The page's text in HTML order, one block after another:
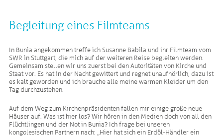
Begleitung eines Filmteams
In Bunia angekommen treffe ich Susanne Babila und ihr Filmteam vom
SWR in Stuttgart, die mich auf der weiteren Reise begleiten werden.
Gemeinsam stellen wir uns zuerst bei den Autoritäten von Kirche und
Staat vor. Es hat in der Nacht gewittert und regnet unaufhörlich, dazu ist
es kalt geworden und ich brauche alle meine warmen Kleider um den
Tag durchzustehen.
Auf dem Weg zum Kirchenpräsidenten fallen mir einige große neue
Häuser auf. Was ist hier los? Wir hören in den Medien doch von all den
Flüchtlingen und der Not in Bunia? Ich frage bei unseren
kongolesischen Partnern nach: „Hier hat sich ein Erdöl-Händler ein